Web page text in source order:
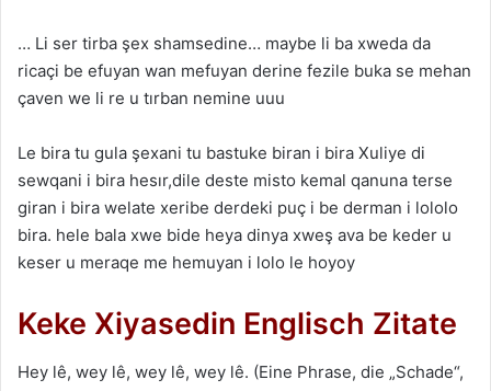
… Li ser tirba şex shamsedine… maybe li ba xweda da
ricaçi be efuyan wan mefuyan derine fezile buka se mehan
çaven we li re u tırban nemine uuu
Le bira tu gula şexani tu bastuke biran i bira Xuliye di
sewqani i bira hesır,dile deste misto kemal qanuna terse
giran i bira welate xeribe derdeki puç i be derman i lololo
bira. hele bala xwe bide heya dinya xweş ava be keder u
keser u meraqe me hemuyan i lolo le hoyoy
Keke Xiyasedin Englisch Zitate
Hey lê, wey lê, wey lê, wey lê. (Eine Phrase, die „Schade“,